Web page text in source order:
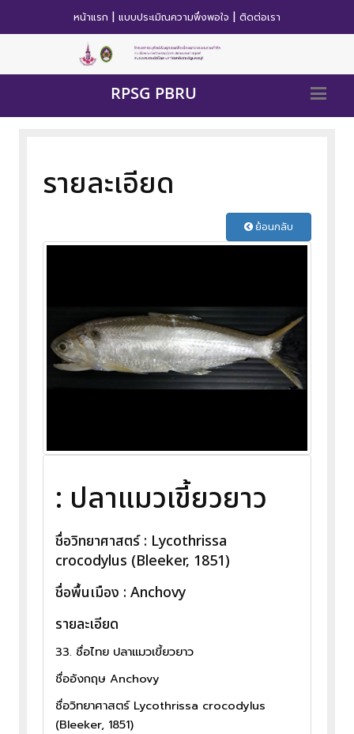
หน้าแรก | แบบประเมิณความพึ่งพอใจ | ติดต่อเรา
RPSG PBRU
รายละเอียด
ย้อนกลับ
: ปลาแมวเขี้ยวยาว
ชื่อวิทยาศาสตร์ : Lycothrissa
crocodylus (Bleeker, 1851)
ชื่อพื้นเมือง : Anchovy
รายละเอียด
33. ชื่อไทย ปลาแมวเขี้ยวยาว
ชื่ออังกฤษ Anchovy
ชื่อวิทยาศาสตร์ Lycothrissa crocodylus
(Bleeker, 1851)